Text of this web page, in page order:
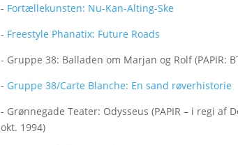
- Fortællekunsten: Nu-Kan-Alting-Ske
- Freestyle Phanatix: Future Roads
- Gruppe 38: Balladen om Marjan og Rolf (PAPIR:
- Gruppe 38/Carte Blanche: En sand røverhistorie
- Grønnegade Teater: Odysseus (PAPIR – i regi af
okt. 1994)